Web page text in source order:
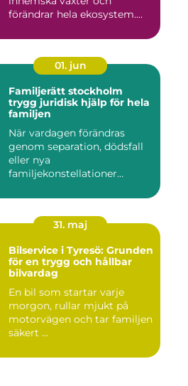
förändrar hela ekosystem.
01. jun
Familjerätt stockholm
trygg juridisk hjälp för hela
familjen
När vardagen förändras
genom separation, dödsfall
eller nya
familjekonstellationer
31. maj
Bilservice i Tyresö: Grunden
för en trygg och hållbar
bilvardag
En bil som startar varje
morgon, rullar mjukt på
motorvägen och tar familjen
säkert ...